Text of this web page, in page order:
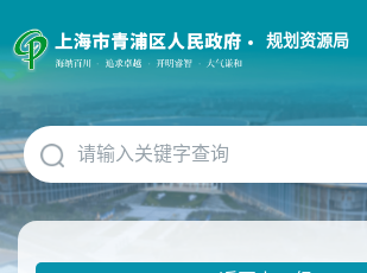
障
碍
作
说
明
跳
到
网
规划资源局